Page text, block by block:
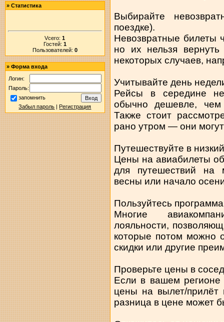
» Статистика
Vсего:1
Гостей: 1
Пользователей: 0
» Форма входа
Логин:
Пароль:
запомнить
Забыл пароль |Регистрация
Выбирайте
поездке).
Невозвратные билеты
но их нельзя
некоторых случаев,
Учитывайте день
Рейсы в середине
обычно дешевле,
Также стоит
рано утром — они
Путешествуйте в
Цены на авиабилеты
для путешествий на
весны или начало
Пользуйтесь
Многие
лояльности,
которые потом можно
скидки или другие
Проверьте цены в
Если в вашем регионе
цены на вылет/прилёт
разница в цене может